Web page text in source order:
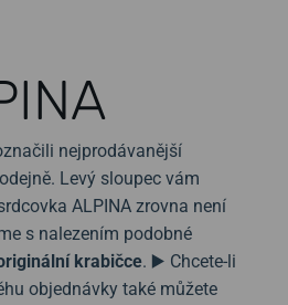
nejprodávanější
Levý sloupec vám
ALPINA zrovna není
s nalezením podobné
krabičce. ▶️ Chcete-li
objednávky také můžete